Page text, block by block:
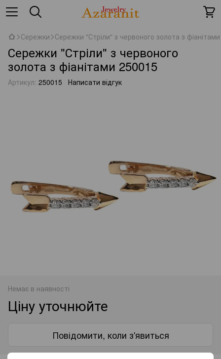
Сережки Сережки "Стріли" з червоного золота з
Сережки "Стріли" з червоного
золота з фіанітами 250015
Артикул: 250015 Написати відгук
Немає в наявності
Ціну уточнюйте
Повідомити, коли з'явиться